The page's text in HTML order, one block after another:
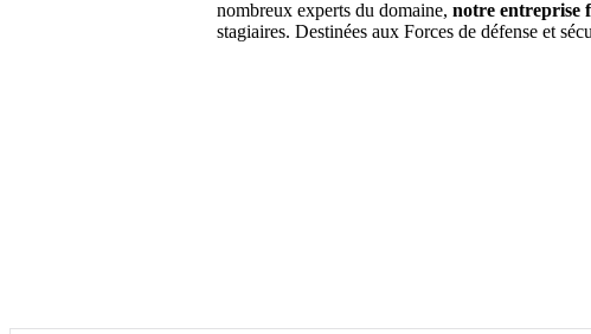
nombreux experts du domaine, notre entreprise
stagiaires. Destinées aux Forces de défense et